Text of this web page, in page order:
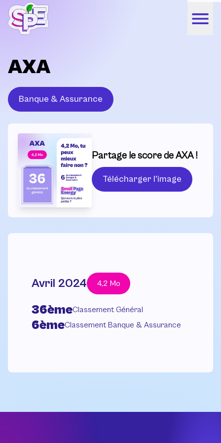
AXA
Banque & Assurance
Partage le score de AXA !
Télécharger l'image
Avril 2024 4,2 Mo
36èmeClassement Général
6èmeClassement Banque & Assurance